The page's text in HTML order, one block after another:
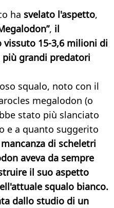
ha svelato l'aspetto,
, il
15-3,6 milioni di
grandi predatori
squalo, noto con il
megalodon (o
stato più slanciato
e a quanto suggerito
mancanza di scheletri
aveva da sempre
il suo aspetto
squalo bianco.
dallo studio di un